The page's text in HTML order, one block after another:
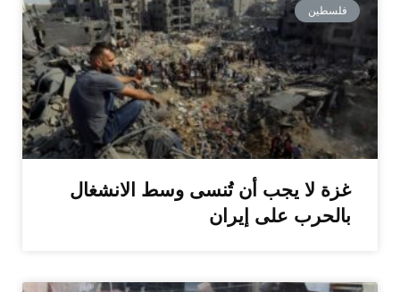
فلسطين
غزة لا يجب أن تُنسى وسط الانشغال
بالحرب على إيران